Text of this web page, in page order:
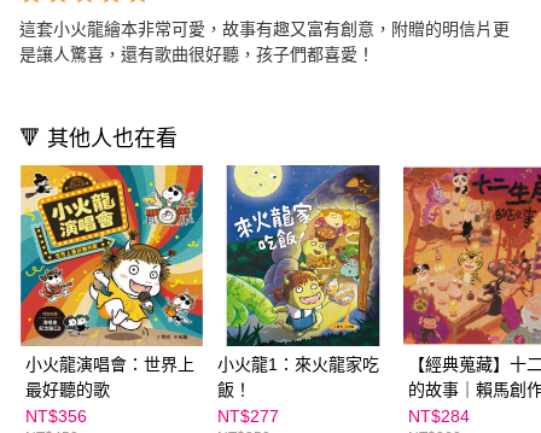
這套小火龍繪本非常可愛，故事有趣又富有創意，附贈的明信片更
是讓人驚喜，還有歌曲很好聽，孩子們都喜愛！
🔻 其他人也在看
小火龍演唱會：世界上
最好聽的歌
NT$356
小火龍1：來火龍家吃
飯！
NT$277
【經典蒐藏】十
的故事｜賴馬創
年紀念版
NT$284